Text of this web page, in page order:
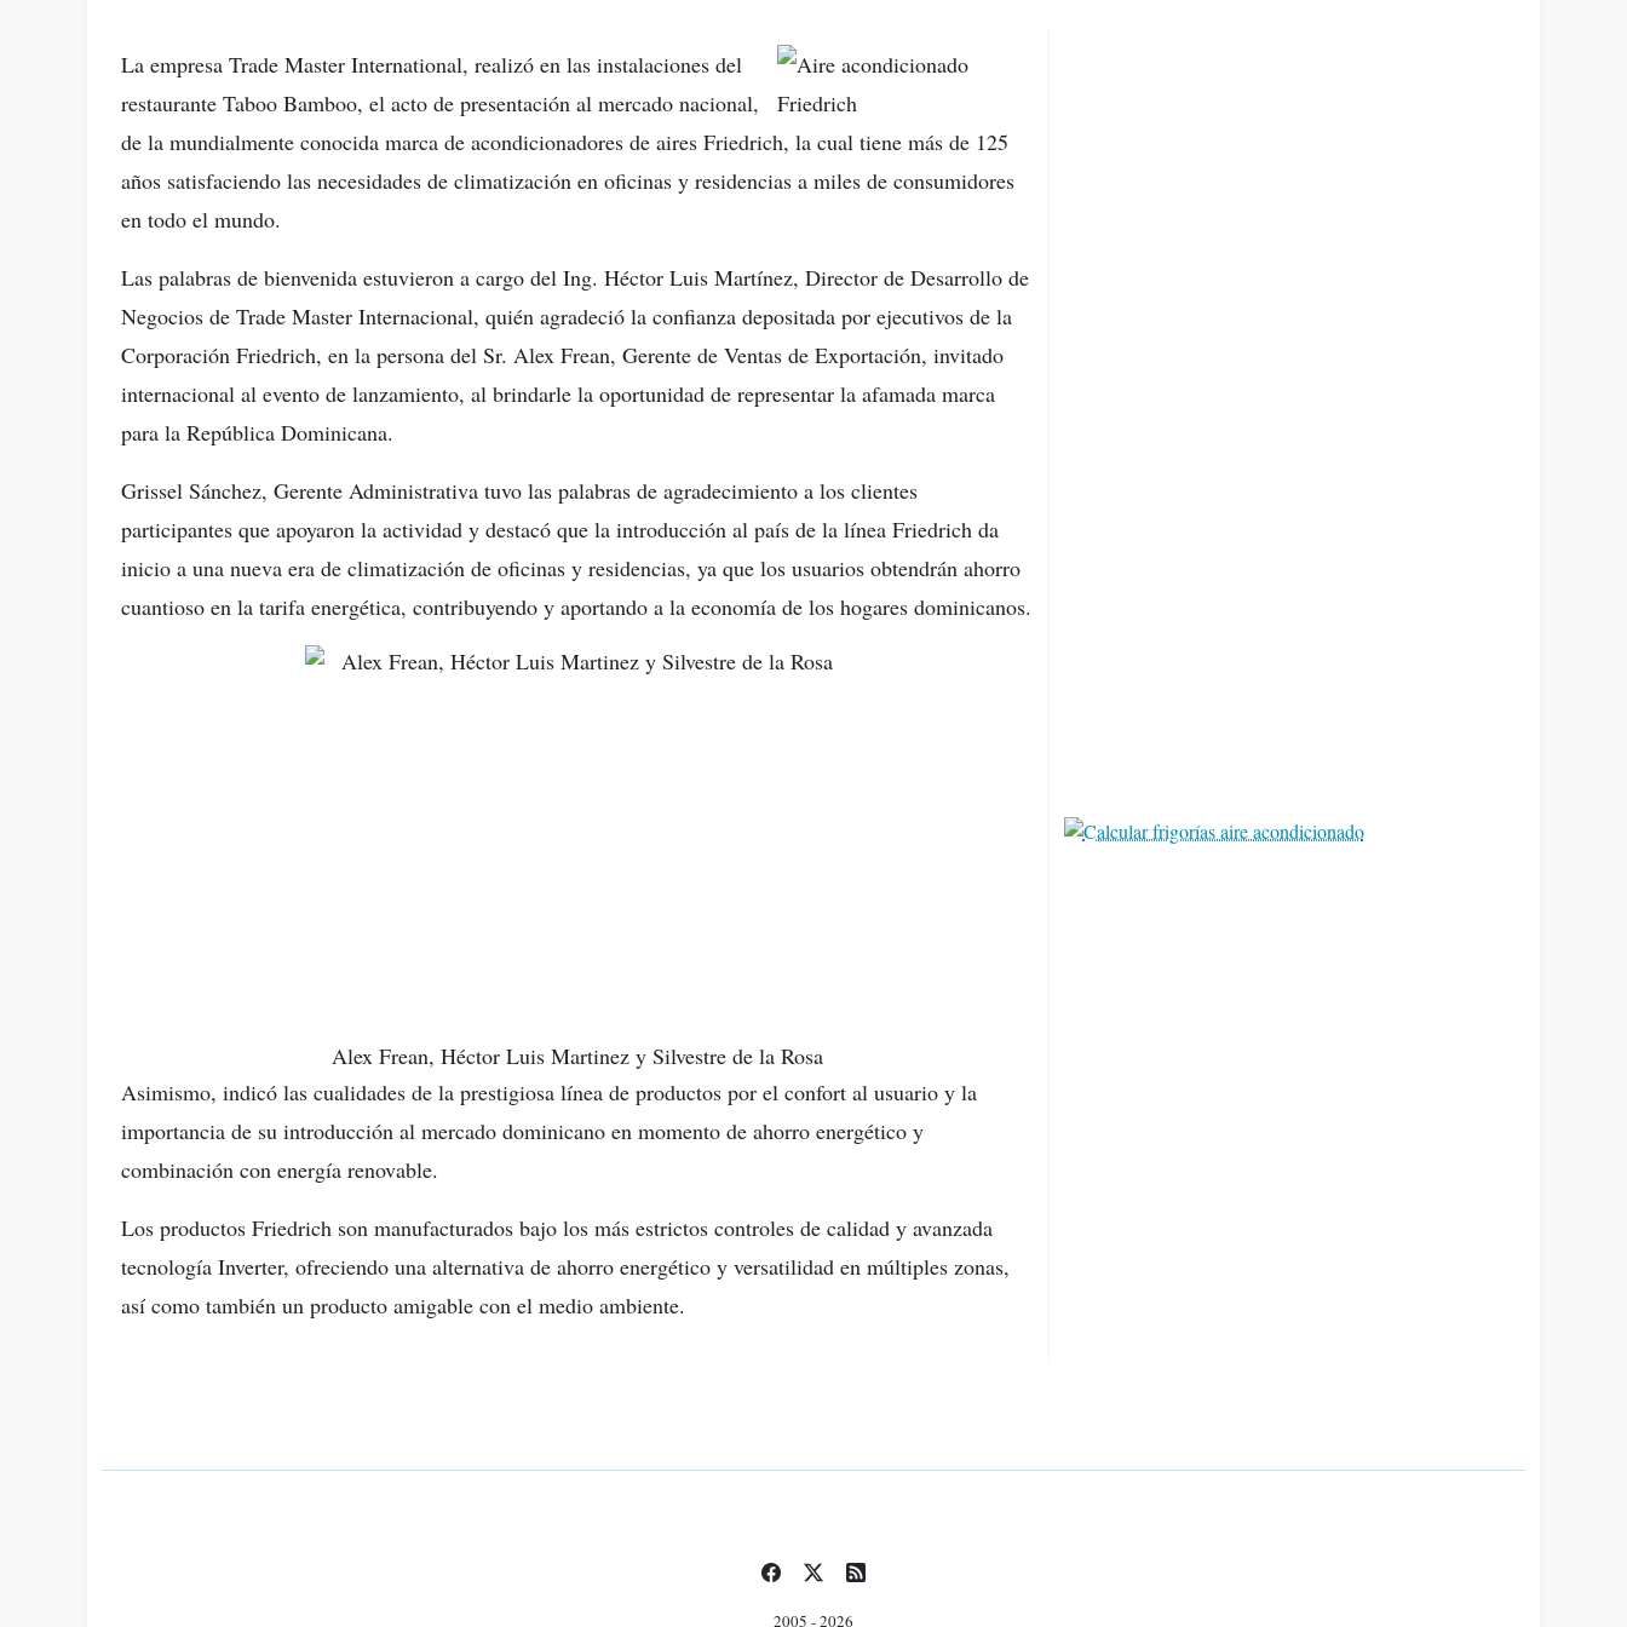
La empresa Trade Master International, realizó en las instalaciones del
restaurante Taboo Bamboo, el acto de presentación al mercado nacional,
de la mundialmente conocida marca de acondicionadores de aires Friedrich, la cual tiene más de 125
años satisfaciendo las necesidades de climatización en oficinas y residencias a miles de consumidores
en todo el mundo.
Las palabras de bienvenida estuvieron a cargo del Ing. Héctor Luis Martínez, Director de Desarrollo de
Negocios de Trade Master Internacional, quién agradeció la confianza depositada por ejecutivos de la
Corporación Friedrich, en la persona del Sr. Alex Frean, Gerente de Ventas de Exportación, invitado
internacional al evento de lanzamiento, al brindarle la oportunidad de representar la afamada marca
para la República Dominicana.
Grissel Sánchez, Gerente Administrativa tuvo las palabras de agradecimiento a los clientes
participantes que apoyaron la actividad y destacó que la introducción al país de la línea Friedrich da
inicio a una nueva era de climatización de oficinas y residencias, ya que los usuarios obtendrán ahorro
cuantioso en la tarifa energética, contribuyendo y aportando a la economía de los hogares dominicanos.
Alex Frean, Héctor Luis Martinez y Silvestre de la Rosa
Asimismo, indicó las cualidades de la prestigiosa línea de productos por el confort al usuario y la
importancia de su introducción al mercado dominicano en momento de ahorro energético y
combinación con energía renovable.
Los productos Friedrich son manufacturados bajo los más estrictos controles de calidad y avanzada
tecnología Inverter, ofreciendo una alternativa de ahorro energético y versatilidad en múltiples zonas,
así como también un producto amigable con el medio ambiente.
2005 - 2026